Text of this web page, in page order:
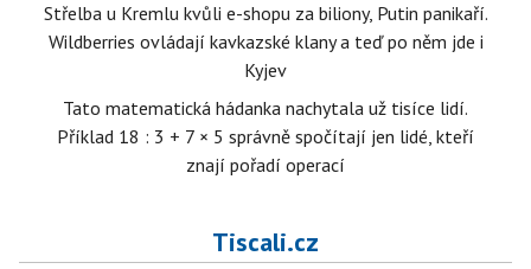
Střelba u Kremlu kvůli e-shopu za biliony, Putin panikaří.
Wildberries ovládají kavkazské klany a teď po něm jde i
Kyjev
Tato matematická hádanka nachytala už tisíce lidí.
Příklad 18 : 3 + 7 × 5 správně spočítají jen lidé, kteří
znají pořadí operací
Tiscali.cz